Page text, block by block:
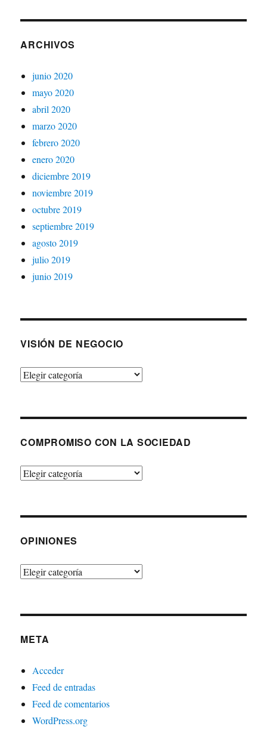
ARCHIVOS
junio 2020
mayo 2020
abril 2020
marzo 2020
febrero 2020
enero 2020
diciembre 2019
noviembre 2019
octubre 2019
septiembre 2019
agosto 2019
julio 2019
junio 2019
VISIÓN DE NEGOCIO
Visión
COMPROMISO CON LA SOCIEDAD
Compromiso
OPINIONES
Opiniones
META
Acceder
Feed de entradas
Feed de comentarios
WordPress.org